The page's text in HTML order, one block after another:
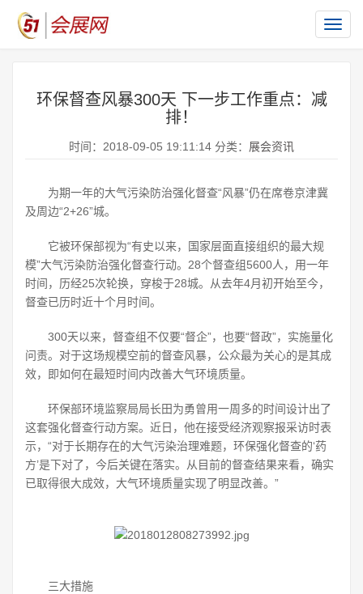
切
环保督查风暴300天 下一步工作重点：减
排！
时间：2018-09-05 19:11:14 分类： 展会资讯
为期一年的大气污染防治强化督查“风暴”仍在席卷京津冀
及周边“2+26”城。
它被环保部视为“有史以来，国家层面直接组织的最大规
模”大气污染防治强化督查行动。28个督查组5600人，用一年
时间，历经25次轮换，穿梭于28城。从去年4月初开始至今，
督查已历时近十个月时间。
300天以来，督查组不仅要“督企”，也要“督政”，实施量化
问责。对于这场规模空前的督查风暴，公众最为关心的是其成
效，即如何在最短时间内改善大气环境质量。
环保部环境监察局局长田为勇曾用一周多的时间设计出了
这套强化督查行动方案。近日，他在接受经济观察报采访时表
示，“对于长期存在的大气污染治理难题，环保强化督查的‘药
方’是下对了，今后关键在落实。从目前的督查结果来看，确实
已取得很大成效，大气环境质量实现了明显改善。”
三大措施